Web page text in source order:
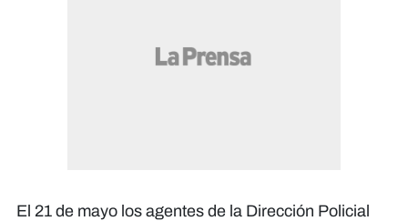
El 21 de mayo los agentes de la Dirección Policial